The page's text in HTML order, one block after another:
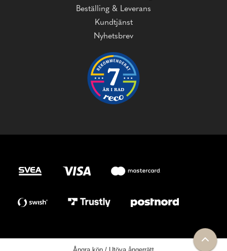
Beställing & Leverans
Kundtjänst
Nyhetsbrev